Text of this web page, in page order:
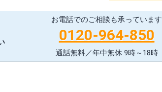
お電話でのご相談も承っています
0120-964-850
通話無料／年中無休 9時～18時